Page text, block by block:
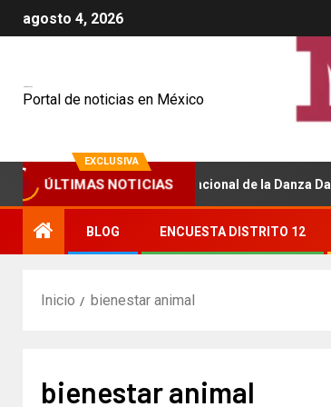
agosto 4, 2026
Portal de noticias en México
EXCLUSIVA
ÚLTIMAS NOTICIAS
del Festival Internacional de la Danza Danzatlán 2026
BLOG ENCUESTA DISTRITO 12
Inicio bienestar animal
bienestar animal